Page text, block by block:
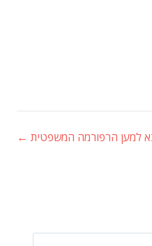
למען הרפורמה המשפטית ←